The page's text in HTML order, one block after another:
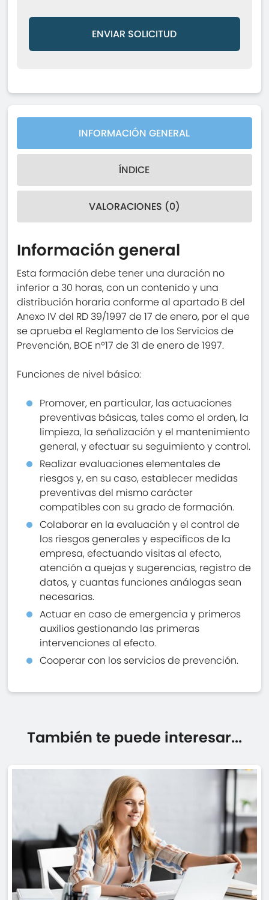
ENVIAR SOLICITUD
INFORMACIÓN GENERAL
ÍNDICE
VALORACIONES (0)
Información general
Esta formación debe tener una duración no
inferior a 30 horas, con un contenido y una
distribución horaria conforme al apartado B del
Anexo IV del RD 39/1997 de 17 de enero, por el que
se aprueba el Reglamento de los Servicios de
Prevención, BOE nº17 de 31 de enero de 1997.
Funciones de nivel básico:
Promover, en particular, las actuaciones
preventivas básicas, tales como el orden, la
limpieza, la señalización y el mantenimiento
general, y efectuar su seguimiento y control.
Realizar evaluaciones elementales de
riesgos y, en su caso, establecer medidas
preventivas del mismo carácter
compatibles con su grado de formación.
Colaborar en la evaluación y el control de
los riesgos generales y específicos de la
empresa, efectuando visitas al efecto,
atención a quejas y sugerencias, registro de
datos, y cuantas funciones análogas sean
necesarias.
Actuar en caso de emergencia y primeros
auxilios gestionando las primeras
intervenciones al efecto.
Cooperar con los servicios de prevención.
También te puede interesar...